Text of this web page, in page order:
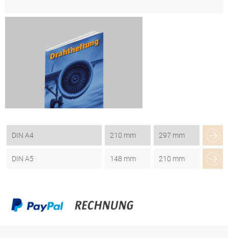
DIN A4 210 mm 297 mm
DIN A5 148 mm 210 mm